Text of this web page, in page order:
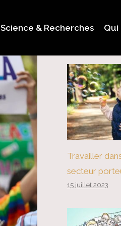
Science & Recherches Qui
Travailler
secteur
15 juillet 2023